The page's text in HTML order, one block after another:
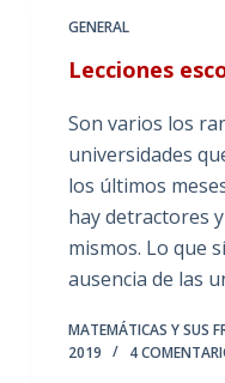
GENERAL
Lecciones
Son varios los
universidades
los últimos
hay detractores
mismos. Lo que
ausencia de las
MATEMÁTICAS Y SUS
2019
4